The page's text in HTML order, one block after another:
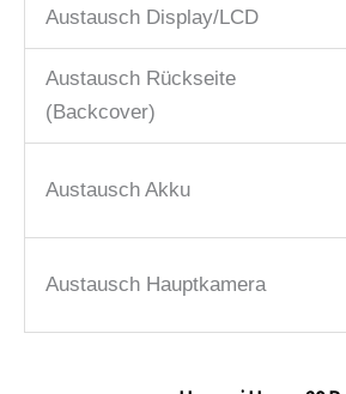
Austausch Display/LCD
Austausch Rückseite
(Backcover)
Austausch Akku
Austausch Hauptkamera